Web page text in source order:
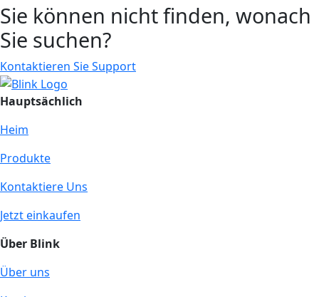
Sie können nicht finden, wonach
Sie suchen?
Kontaktieren Sie Support
Hauptsächlich
Heim
Produkte
Kontaktiere Uns
Jetzt einkaufen
Über Blink
Über uns